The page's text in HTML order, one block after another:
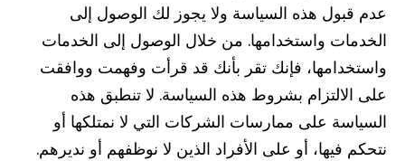
عدم قبول هذه السياسة ولا يجوز لك الوصول إلى
الخدمات واستخدامها. من خلال الوصول إلى الخدمات
واستخدامها، فإنك تقر بأنك قد قرأت وفهمت ووافقت
على الالتزام بشروط هذه السياسة. لا تنطبق هذه
السياسة على ممارسات الشركات التي لا نمتلكها أو
نتحكم فيها، أو على الأفراد الذين لا نوظفهم أو نديرهم.